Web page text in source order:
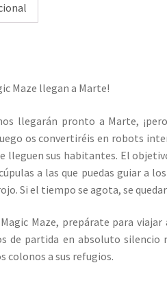
Maze llegan a Marte!
llegarán pronto a Marte,
os convertiréis en robots
lleguen sus habitantes. El
a las que puedas guiar a
Si el tiempo se agota, se
Maze, prepárate para
de partida en absoluto silencio
colonos a sus refugios.